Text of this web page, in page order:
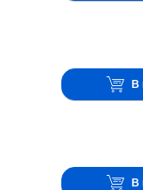
В
В